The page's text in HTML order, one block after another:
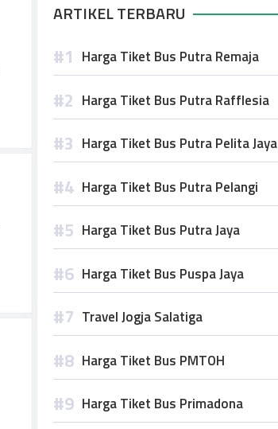
ARTIKEL TERBARU
Harga Tiket Bus Putra Remaja
Harga Tiket Bus Putra Rafflesia
Harga Tiket Bus Putra Pelita Jaya
Harga Tiket Bus Putra Pelangi
Harga Tiket Bus Putra Jaya
Harga Tiket Bus Puspa Jaya
Travel Jogja Salatiga
Harga Tiket Bus PMTOH
Harga Tiket Bus Primadona